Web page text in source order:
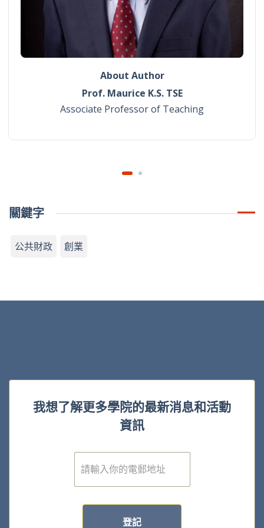
About Author
Prof. Maurice K.S. TSE
Associate Professor of Teaching
關鍵字
公共財政 創業
我想了解更多學院的最新消息和活動
資訊
電
子
登記